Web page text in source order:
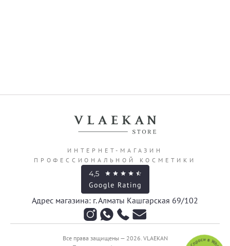
ИНТЕРНЕТ-МАГАЗИН
ПРОФЕССИОНАЛЬНОЙ КОСМЕТИКИ
Адрес магазина: г. Алматы Кашгарская 69/102
Все права защищены — 2026. VLAEKAN